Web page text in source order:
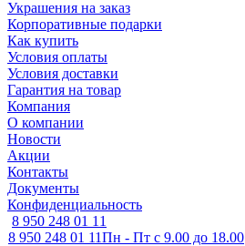
Украшения на заказ
Корпоративные подарки
Как купить
Условия оплаты
Условия доставки
Гарантия на товар
Компания
О компании
Новости
Акции
Контакты
Документы
Конфиденциальность
8 950 248 01 11
8 950 248 01 11Пн - Пт с 9.00 до 18.00